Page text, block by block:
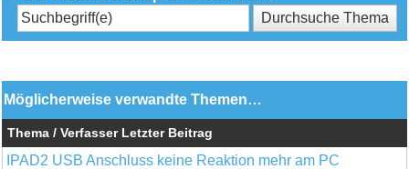
Möglicherweise verwandte Themen…
Thema / Verfasser Letzter Beitrag
IPAD2 USB Anschluss keine Reaktion mehr am PC